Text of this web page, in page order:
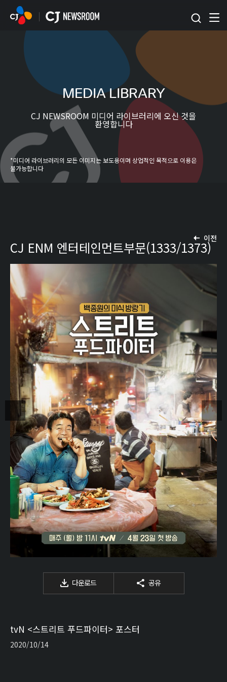
본문 바로가기
MEDIA LIBRARY
CJ NEWSROOM 미디어 라이브러리에 오신 것을
환영합니다
*미디어 라이브러리의 모든 이미지는 보도용이며 상업적인 목적으로 이용은
불가능합니다
이전
CJ ENM 엔터테인먼트부문(1333/1373)
다운로드 공유
tvN <스트리트 푸드파이터> 포스터
2020/10/14